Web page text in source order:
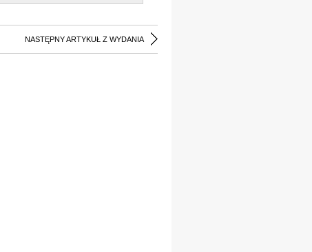
NASTĘPNY ARTYKUŁ Z WYDANIA